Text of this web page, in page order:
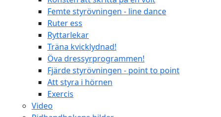
Femte styrövningen - line dance
Ruter ess
Ryttarlekar
Träna kvicklydnad!
Öva dressyrprogrammen!
Fjärde styrövningen - point to point
Att styra i hörnen
Exercis
Video